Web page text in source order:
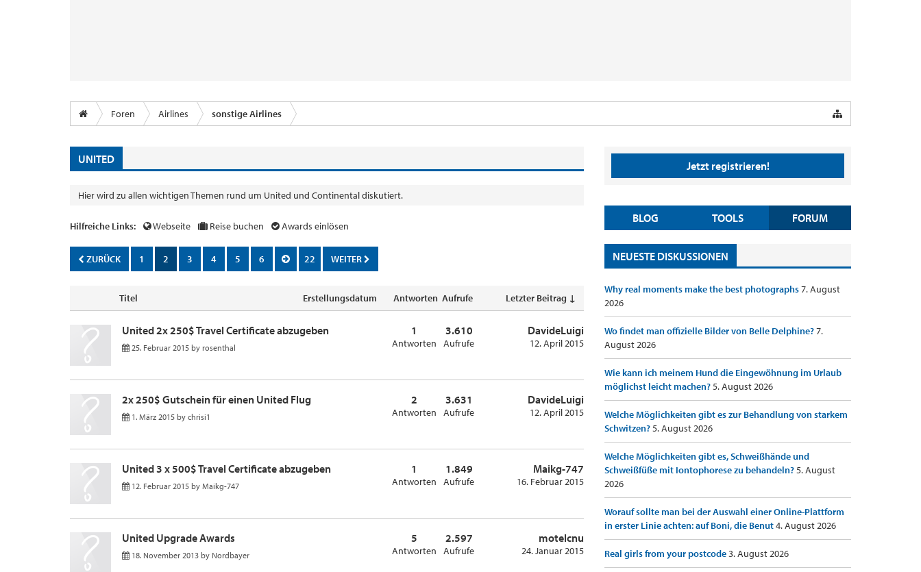
Foren Airlines sonstige Airlines
UNITED
Hier wird zu allen wichtigen Themen rund um United und Continental diskutiert.
Hilfreiche Links: Webseite Reise buchen Awards einlösen
ZURÜCK 1 2 3 4 5 6 22 WEITER
Titel Erstellungsdatum Antworten Aufrufe Letzter Beitrag ↓
United 2x 250$ Travel Certificate abzugeben
25. Februar 2015 by rosenthal
1
Antworten
3.610
Aufrufe
DavideLuigi
12. April 2015
2x 250$ Gutschein für einen United Flug
1. März 2015 by chrisi1
2
Antworten
3.631
Aufrufe
DavideLuigi
12. April 2015
United 3 x 500$ Travel Certificate abzugeben
12. Februar 2015 by Maikg-747
1
Antworten
1.849
Aufrufe
Maikg-747
16. Februar 2015
United Upgrade Awards
18. November 2013 by Nordbayer
5
Antworten
2.597
Aufrufe
motelcnu
24. Januar 2015
Jetzt registrieren!
BLOG TOOLS FORUM
NEUESTE DISKUSSIONEN
Why real moments make the best photographs7. August
2026
Wo findet man offizielle Bilder von Belle Delphine?7.
August 2026
Wie kann ich meinem Hund die Eingewöhnung im Urlaub
möglichst leicht machen?5. August 2026
Welche Möglichkeiten gibt es zur Behandlung von starkem
Schwitzen?5. August 2026
Welche Möglichkeiten gibt es, Schweißhände und
Schweißfüße mit Iontophorese zu behandeln?5. August
2026
Worauf sollte man bei der Auswahl einer Online-Plattform
in erster Linie achten: auf Boni, die Benut4. August 2026
Real girls from your postcode3. August 2026